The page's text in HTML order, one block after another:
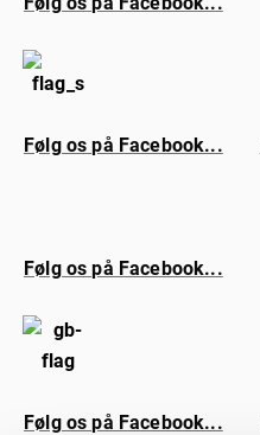
Følg os på Facebook...
Følg os på Facebook...
Følg os på Facebook...